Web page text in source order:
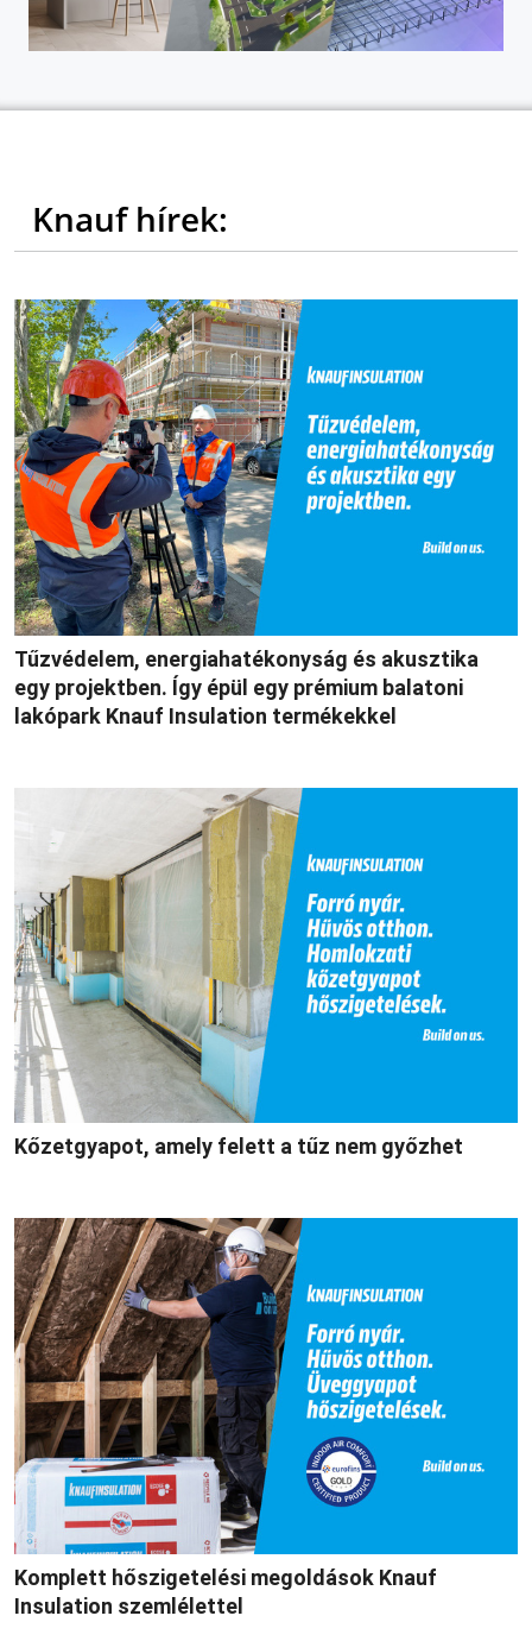
Knauf hírek:
Tűzvédelem, energiahatékonyság és akusztika
egy projektben. Így épül egy prémium balatoni
lakópark Knauf Insulation termékekkel
Kőzetgyapot, amely felett a tűz nem győzhet
Komplett hőszigetelési megoldások Knauf
Insulation szemlélettel